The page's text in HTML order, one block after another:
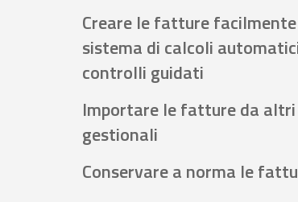
Creare le fatture
sistema di calcoli
controlli guidati
Importare le fatture da altri
gestionali
Conservare a norma le